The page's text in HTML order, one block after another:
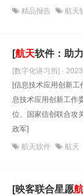
精品报告 航天
[航天软件：助力
[数字化讲习所] ·
[信息技术应用创新
息技术应用创新工作
位、国家信创联合攻
政军]
航天软件 航天
[映客联合星愿